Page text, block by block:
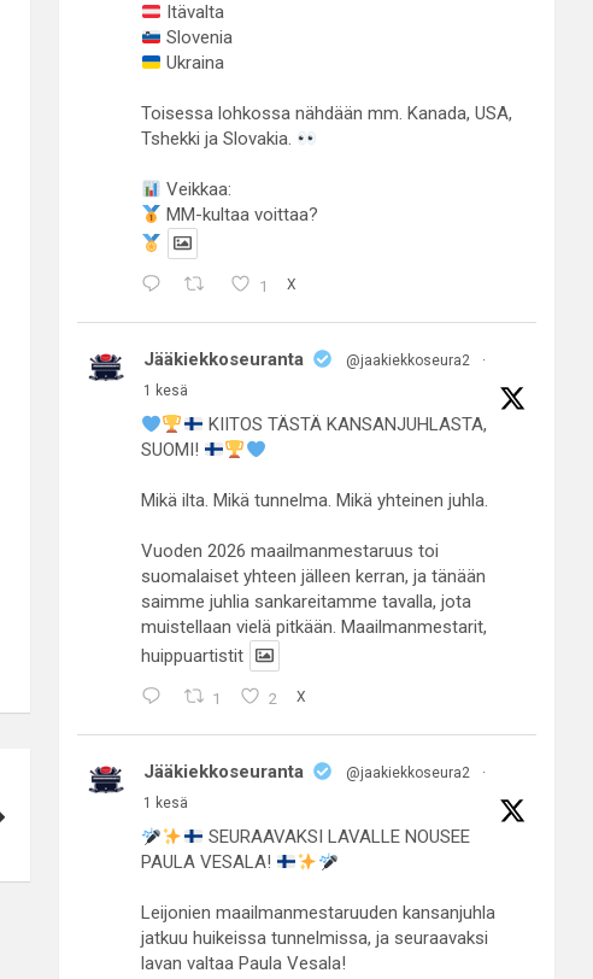
Itävalta
Slovenia
Ukraina
Toisessa lohkossa nähdään mm. Kanada, USA,
Tshekki ja Slovakia.
Veikkaa:
MM-kultaa voittaa?
1 X
Jääkiekkoseuranta @jaakiekkoseura2
·
1 kesä
KIITOS TÄSTÄ KANSANJUHLASTA,
SUOMI!
Mikä ilta. Mikä tunnelma. Mikä yhteinen juhla.
Vuoden 2026 maailmanmestaruus toi
suomalaiset yhteen jälleen kerran, ja tänään
saimme juhlia sankareitamme tavalla, jota
muistellaan vielä pitkään. Maailmanmestarit,
huippuartistit
1 2 X
Jääkiekkoseuranta @jaakiekkoseura2
·
1 kesä
SEURAAVAKSI LAVALLE NOUSEE
PAULA VESALA!
Leijonien maailmanmestaruuden kansanjuhla
jatkuu huikeissa tunnelmissa, ja seuraavaksi
lavan valtaa Paula Vesala!